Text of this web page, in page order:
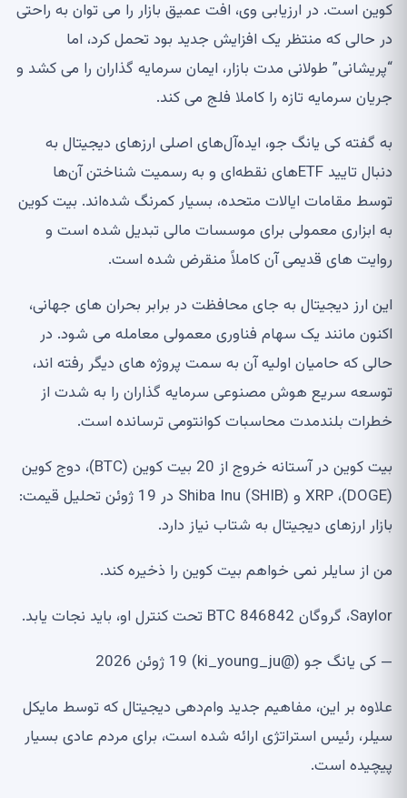
کوین است. در ارزیابی وی، افت عمیق بازار را می توان به راحتی
در حالی که منتظر یک افزایش جدید بود تحمل کرد، اما
“پریشانی” طولانی مدت بازار، ایمان سرمایه گذاران را می کشد و
جریان سرمایه تازه را کاملا فلج می کند.
به گفته کی یانگ جو، ایده‌آل‌های اصلی ارزهای دیجیتال به
دنبال تایید ETF‌های نقطه‌ای و به رسمیت شناختن آن‌ها
توسط مقامات ایالات متحده، بسیار کمرنگ شده‌اند. بیت کوین
به ابزاری معمولی برای موسسات مالی تبدیل شده است و
روایت های قدیمی آن کاملاً منقرض شده است.
این ارز دیجیتال به جای محافظت در برابر بحران های جهانی،
اکنون مانند یک سهام فناوری معمولی معامله می شود. در
حالی که حامیان اولیه آن به سمت پروژه های دیگر رفته اند،
توسعه سریع هوش مصنوعی سرمایه گذاران را به شدت از
خطرات بلندمدت محاسبات کوانتومی ترسانده است.
بیت کوین در آستانه خروج از 20 بیت کوین (BTC)، دوج کوین
(DOGE)، XRP و Shiba Inu (SHIB) در 19 ژوئن تحلیل قیمت:
بازار ارزهای دیجیتال به شتاب نیاز دارد.
من از سایلر نمی خواهم بیت کوین را ذخیره کند.
Saylor، گروگان 846842 BTC تحت کنترل او، باید نجات یابد.
— کی یانگ جو (@ki_young_ju) 19 ژوئن 2026
علاوه بر این، مفاهیم جدید وام‌دهی دیجیتال که توسط مایکل
سیلر، رئیس استراتژی ارائه شده است، برای مردم عادی بسیار
پیچیده است.